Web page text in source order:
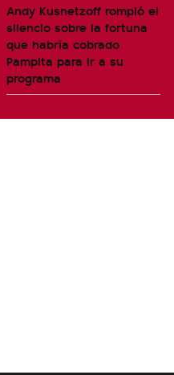
Andy Kusnetzoff rompió el
silencio sobre la fortuna
que habría cobrado
Pampita para ir a su
programa